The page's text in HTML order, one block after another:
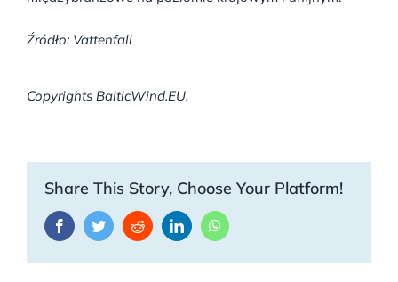
Źródło: Vattenfall
Copyrights BalticWind.EU.
Share This Story, Choose Your Platform!
FacebookTwitterRedditLinkedInWhatsApp